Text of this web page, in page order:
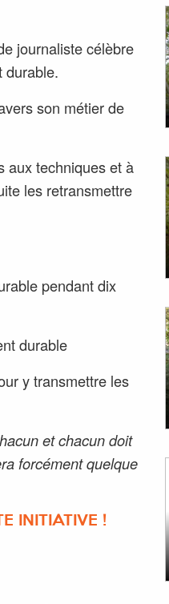
journaliste célèbre
durable.
son métier de
aux techniques et à
les retransmettre
pendant dix
durable
y transmettre les
et chacun doit
forcément quelque
INITIATIVE !